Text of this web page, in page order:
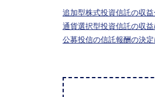
追加型株式投資信託の収
通貨選択型投資信託の収
公募投信の信託報酬の決